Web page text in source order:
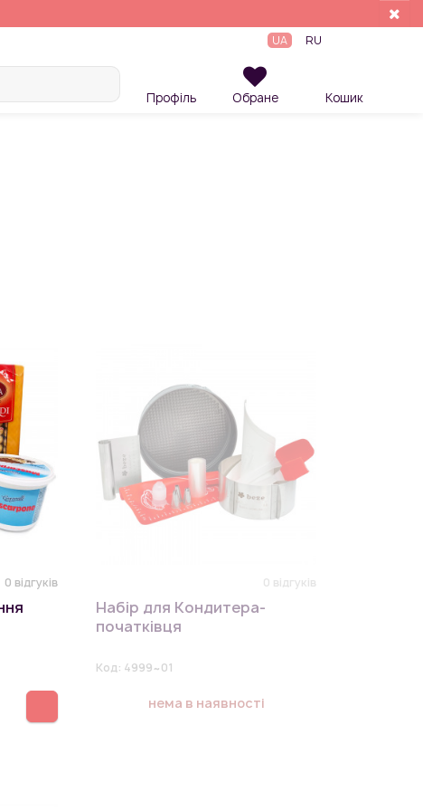
UA RU
Профіль
Обране Кошик
0 відгуків 0 відгуків
Набір для Кондитера-
початківця
Код: 4999~01
нема в наявності